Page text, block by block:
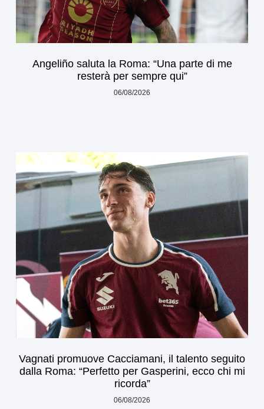
Angeliño saluta la Roma: “Una parte di me
resterà per sempre qui”
06/08/2026
Vagnati promuove Cacciamani, il talento seguito
dalla Roma: “Perfetto per Gasperini, ecco chi mi
ricorda”
06/08/2026